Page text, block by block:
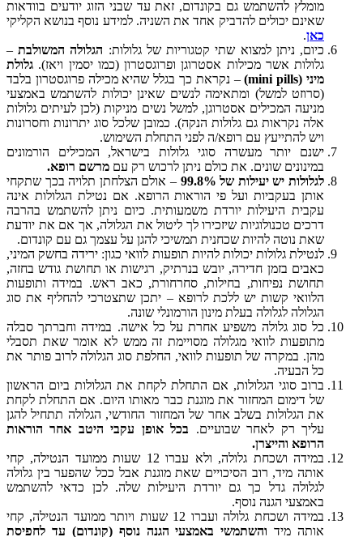
מומלץ להשתמש גם בקונדום, זאת עד שבני הזוג יודעים בוודאות
שאינם יכולים להדביק אחד את השניה. למידע נוסף בנושא הקליקי
כאן.
כיום, ניתן למצוא שתי קטגוריות של גלולות: הגלולה המשולבת–
גלולות אשר מכילות אסטרוגן ופרוגסטרון (כמו יסמין ויאז). גלולת
מיני (mini pills)
– נקראת כך בגלל שהיא מכילה פרוגסטרון בלבד
(סרוזט למשל) ומתאימה לנשים שאינן יכולות להשתמש באמצעי
מניעה המכילים אסטרוגן, למשל נשים מניקות (לכן לעיתים גלולות
אלה נקראות גם גלולות הנקה). כמובן שלכל סוג יתרונות וחסרונות
ויש להתייעץ עם רופא/ה לפני התחלת השימוש.
ישנם יותר מעשרה סוגי גלולות בישראל, המכילים הורמונים
במינונים שונים. את כולם ניתן לרכוש רק עם מרשם רופא.
לגלולות יש יעילות של 99.8%
– אולם הצלחתן תלויה בכך שתקחי
אותן בעקביות ועל פי הוראות הרופא. אם נטילת הגלולות אינה
עקבית היעילות יורדת משמעותית. כיום ניתן להשתמש בהרבה
דרכים טכנולוגיות שיזכירו לך ליטול את הגלולה, אך אם את יודעת
שאת נוטה להיות שכחנית תמשיכי להגן על עצמך גם עם קונדום.
לנטילת גלולות יכולות להיות תופעות לוואי כגון: ירידה בחשק המיני,
כאבים בזמן חדירה, יובש בנרתיק, רגישות או תחושת גודש בחזה,
תחושת נפיחות, בחילות, סחרחורת, כאב ראש. במידה ותופעות
הלוואי קשות יש ללכת לרופא – יתכן שתצטרכי להחליף את סוג
הגלולה לגלולה בעלת מינון הורמונלי שונה.
כל סוג גלולה משפיע אחרת על כל אישה. במידה וחברתך סבלה
מתופעות לוואי מגלולה מסויימת זה ממש לא אומר שאת תסבלי
מהן. במקרה של תופעות לוואי, החלפת סוג הגלולה לרוב פותר את
כל הבעיה.
ברוב סוגי הגלולות, אם התחלת לקחת את הגלולות ביום הראשון
של דימום המחזור את מוגנת כבר מאותו היום. אם התחלת לקחת
את הגלולות בשלב אחר של המחזור החודשי, הגלולה תתחיל להגן
עליך רק לאחר שבועיים. בכל אופן עקבי היטב אחר הוראות
הרופא והייצרן.
במידה ושכחת גלולה, ולא עברו 12 שעות ממועד הנטילה, קחי
אותה מיד, רוב הסיכויים שאת מוגנת אבל ככל שהפער בין גלולה
לגלולה גדל כך גם יורדת היעילות שלה. לכן כדאי להשתמש
באמצעי הגנה נוסף.
במידה ושכחת גלולה ועברו 12 שעות ויותר ממועד הנטילה, קחי
אותה מיד והשתמשי באמצעי הגנה נוסף (קונדום) עד לחפיסת